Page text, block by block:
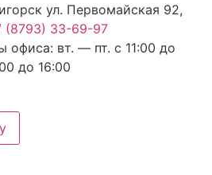
ул. Первомайская 92,
(8793) 33-69-97
офиса: вт. — пт. с 11:00 до
до 16:00